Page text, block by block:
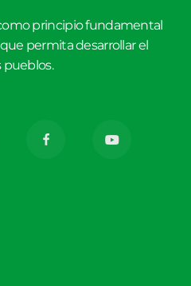
principio fundamental
permita desarrollar el
pueblos.